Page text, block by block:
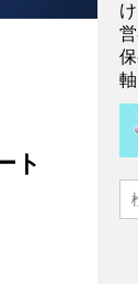
ト